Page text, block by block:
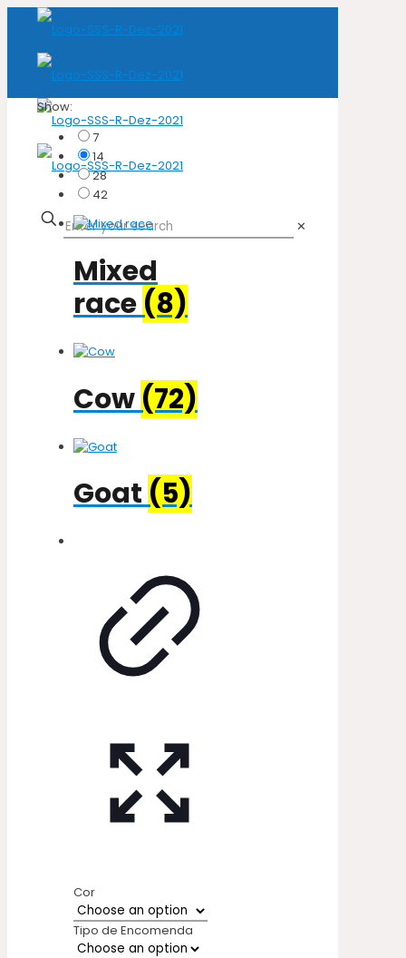
✕
Show:
7
14
28
42
Mixed
race (8)
Cow (72)
Goat(5)
Cor
Tipo de Encomenda